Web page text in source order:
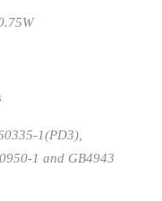
1(PD3),
1 and GB4943